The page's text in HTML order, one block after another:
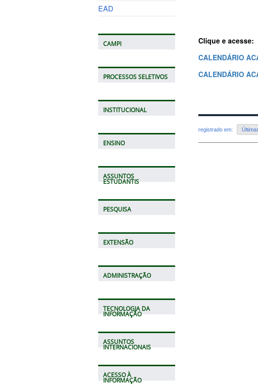
EAD
CAMPI
PROCESSOS SELETIVOS
INSTITUCIONAL
ENSINO
ASSUNTOS
ESTUDANTIS
PESQUISA
EXTENSÃO
ADMINISTRAÇÃO
TECNOLOGIA DA
INFORMAÇÃO
ASSUNTOS
INTERNACIONAIS
ACESSO À
INFORMAÇÃO
Clique e acesse:
CALENDÁRIO
CALENDÁRIO
registrado em: